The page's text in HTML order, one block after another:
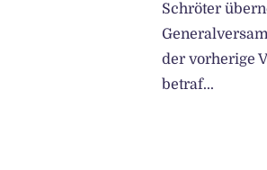
Schröter
der vorherige
betraf...